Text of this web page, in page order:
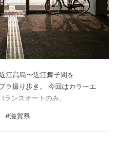
りくじょう
ク
江高島〜近江舞子間を
ラ撮り歩き。 今回はカラーエ
ンスオートのみ。
#滋賀県